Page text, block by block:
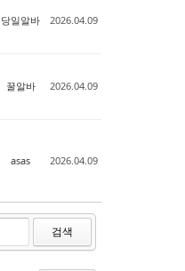
당일알바 2026.04.09
꿀알바 2026.04.09
asas 2026.04.09
검색